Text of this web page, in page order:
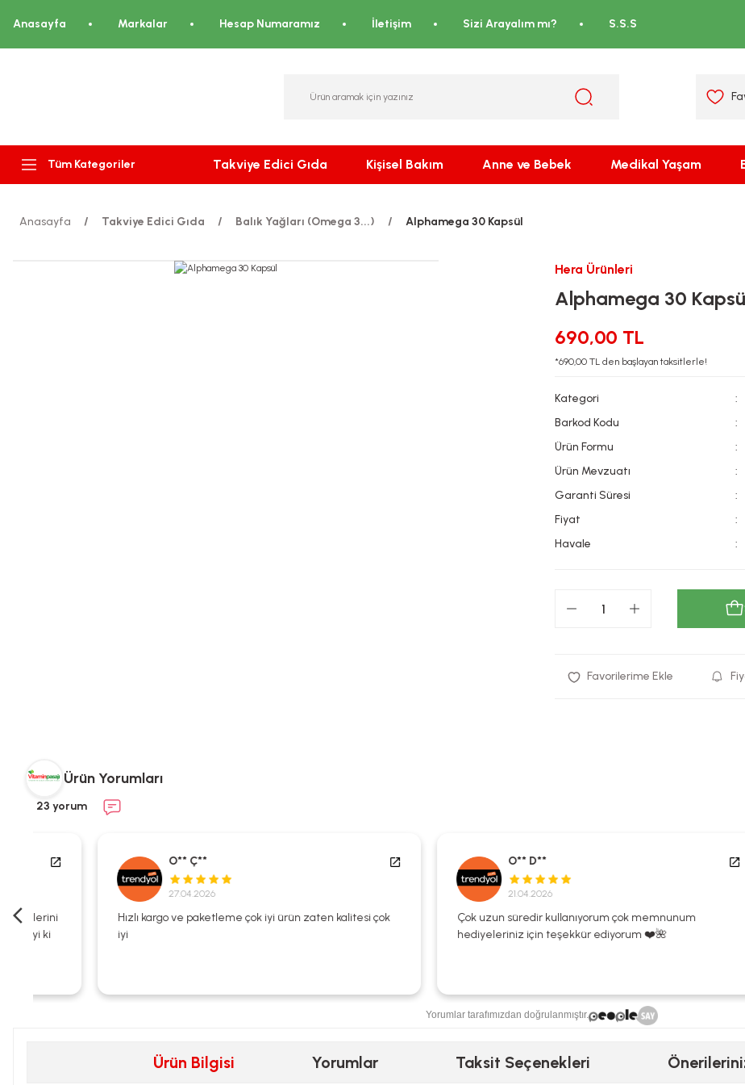
Anasayfa Markalar Hesap Numaramız İletişim Sizi Arayalım mı? S.S.S
Tüm Kategoriler Takviye Edici Gıda Kişisel Bakım Anne ve Bebek Medikal Yaşam
Anasayfa Takviye Edici Gıda Balık Yağları (Omega 3...) Alphamega 30 Kapsül
Hera Ürünleri
Alphamega 30
690,00 TL
*690,00 TL den başlayan taksitlerle!
Kategori
Barkod Kodu
Ürün Formu
Ürün Mevzuatı
Garanti Süresi
Fiyat
Havale
Ürün Yorumları
23 yorum
O** Ç**
27.04.2026
Hızlı kargo ve paketleme çok iyi ürün zaten kalitesi çok
O** D**
21.04.2026
Çok uzun süredir kullanıyorum çok memnunum
hediyeleriniz için teşekkür ediyorum ❤️🌺
Yorumlar tarafımızdan doğrulanmıştır.
Ürün Bilgisi Yorumlar Taksit Seçenekleri